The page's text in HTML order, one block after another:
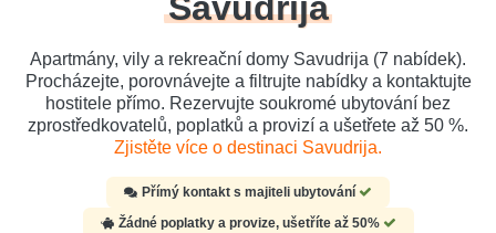
Apartmány, vily a rekreační domy Savudrija (7 nabídek).
Procházejte, porovnávejte a filtrujte nabídky a kontaktujte
hostitele přímo. Rezervujte soukromé ubytování bez
zprostředkovatelů, poplatků a provizí a ušetřete až 50 %.
Zjistěte více o destinaci Savudrija.
Přímý kontakt s majiteli ubytování
Žádné poplatky a provize, ušetříte až 50%